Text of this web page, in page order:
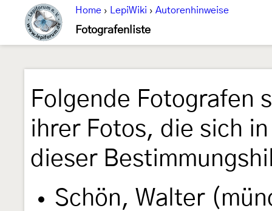
Home › LepiWiki › Autorenhinweise
Fotografenliste
Folgende Fotografen
ihrer Fotos, die sich
dieser
Schön, Walter